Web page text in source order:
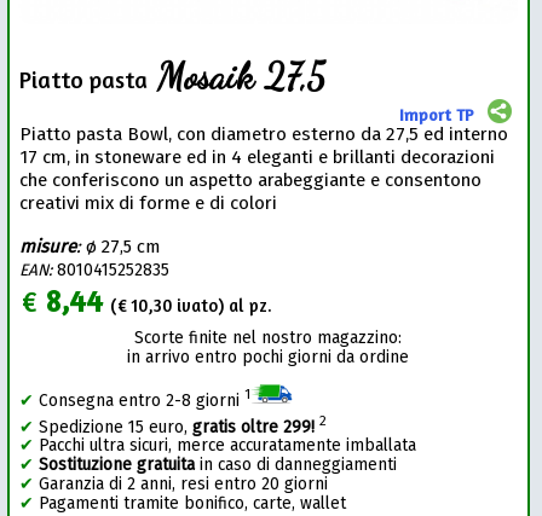
Piatto pasta Mosaik 27,5
Import TP
Piatto pasta Bowl, con diametro esterno da 27,5 ed interno
17 cm, in stoneware ed in 4 eleganti e brillanti decorazioni
che conferiscono un aspetto arabeggiante e consentono
creativi mix di forme e di colori
misure:ø 27,5 cm
EAN:8010415252835
€ 8,44 (€10,30 ivato) al pz.
Scorte finite nel nostro magazzino:
in arrivo entro pochi giorni da ordine
✔ Consegna entro 2-8 giorni 1
✔ Spedizione 15 euro,gratis oltre 299! 2
✔ Pacchi ultra sicuri, merce accuratamente imballata
✔ Sostituzione gratuitain caso di danneggiamenti
✔ Garanzia di 2 anni, resi entro 20 giorni
✔ Pagamenti tramite bonifico, carte, wallet